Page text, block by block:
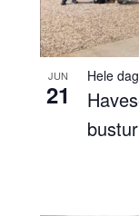
JUN
21
bustur
Hele